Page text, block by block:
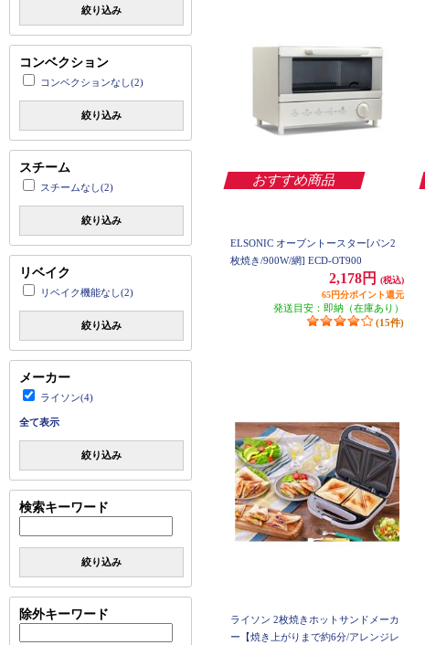
絞り込み
コンベクション
コンベクションなし(2)
絞り込み
スチーム
スチームなし(2)
絞り込み
リベイク
リベイク機能なし(2)
絞り込み
メーカー
ライソン(4)
全て表示
絞り込み
検索キーワード
絞り込み
除外キーワード
おすすめ商品
ELSONIC オーブントースター[パン2
枚焼き/900W/網] ECD-OT900
2,178円
(税込)
65円分ポイント還元
発送目安：即納（在庫あり）
(15件)
ライソン 2枚焼きホットサンドメーカ
ー【焼き上がりまで約6分/アレンジレ